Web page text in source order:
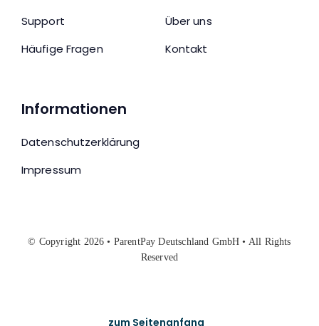
Support
Häufige Fragen
Über uns
Kontakt
Informationen
Datenschutzerklärung
Impressum
© Copyright 2026 • ParentPay Deutschland GmbH • All Rights
Reserved
zum Seitenanfang